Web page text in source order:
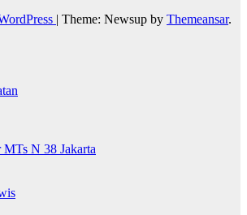
| Theme: Newsup by Themeansar.
N 38 Jakarta